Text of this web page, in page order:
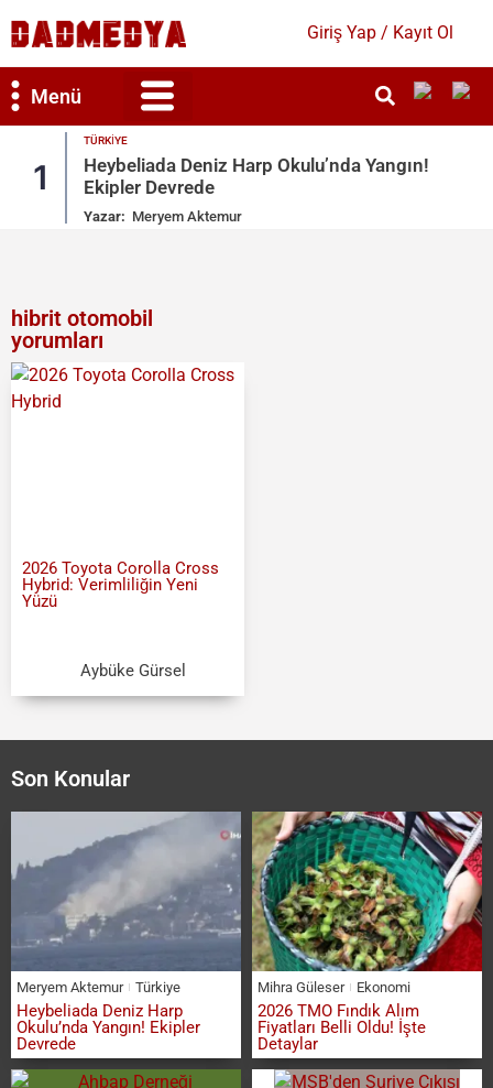
Giriş Yap / Kayıt Ol
Menü
Yangın! 2
2026 TMO Fındık Alım Fiyatları
İşte Detaylar
Yazar:
hibrit otomobil
yorumları
2026 Toyota Corolla Cross
Hybrid: Verimliliğin Yeni
Yüzü
Aybüke Gürsel
Son Konular
Meryem Aktemur Türkiye
Heybeliada Deniz Harp
Okulu’nda Yangın! Ekipler
Devrede
Mihra Güleser Ekonomi
2026 TMO Fındık Alım
Fiyatları Belli Oldu! İşte
Detaylar